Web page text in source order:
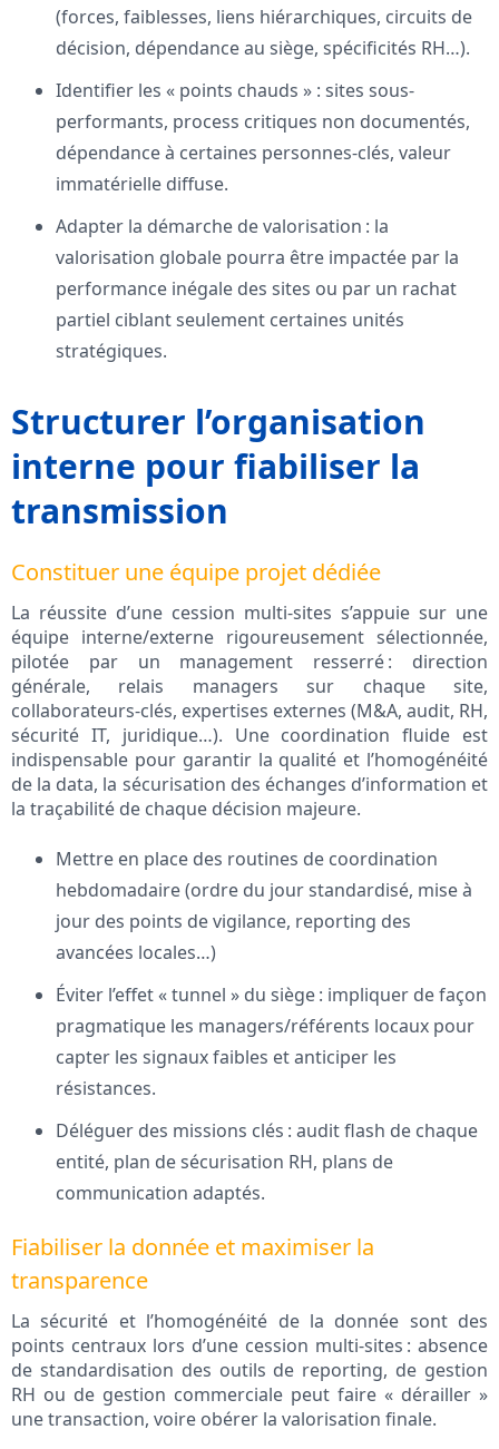
(forces, faiblesses, liens hiérarchiques, circuits de
décision, dépendance au siège, spécificités RH…).
Identifier les « points chauds » : sites sous-
performants, process critiques non documentés,
dépendance à certaines personnes-clés, valeur
immatérielle diffuse.
Adapter la démarche de valorisation : la
valorisation globale pourra être impactée par la
performance inégale des sites ou par un rachat
partiel ciblant seulement certaines unités
stratégiques.
Structurer l’organisation
interne pour fiabiliser la
transmission
Constituer une équipe projet dédiée
La réussite d’une cession multi-sites s’appuie sur une
équipe interne/externe rigoureusement sélectionnée,
pilotée par un management resserré : direction
générale, relais managers sur chaque site,
collaborateurs-clés, expertises externes (M&A, audit, RH,
sécurité IT, juridique…). Une coordination fluide est
indispensable pour garantir la qualité et l’homogénéité
de la data, la sécurisation des échanges d’information et
la traçabilité de chaque décision majeure.
Mettre en place des routines de coordination
hebdomadaire (ordre du jour standardisé, mise à
jour des points de vigilance, reporting des
avancées locales…)
Éviter l’effet « tunnel » du siège : impliquer de façon
pragmatique les managers/référents locaux pour
capter les signaux faibles et anticiper les
résistances.
Déléguer des missions clés : audit flash de chaque
entité, plan de sécurisation RH, plans de
communication adaptés.
Fiabiliser la donnée et maximiser la
transparence
La sécurité et l’homogénéité de la donnée sont des
points centraux lors d’une cession multi-sites : absence
de standardisation des outils de reporting, de gestion
RH ou de gestion commerciale peut faire « dérailler »
une transaction, voire obérer la valorisation finale.